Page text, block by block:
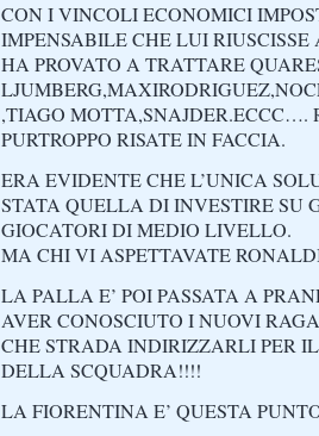
CON I VINCOLI ECONOMICI
IMPENSABILE CHE LUI
HA PROVATO A TRATTARE
,TIAGO MOTTA,SNAJDER.ECCC….
PURTROPPO RISATE IN FACCIA.
ERA EVIDENTE CHE L’UNICA
STATA QUELLA DI INVESTIRE SU
GIOCATORI DI MEDIO LIVELLO.
MA CHI VI ASPETTAVATE
LA PALLA E’ POI PASSATA A
AVER CONOSCIUTO I NUOVI
CHE STRADA INDIRIZZARLI PER
DELLA SCQUADRA!!!!
LA FIORENTINA E’ QUESTA